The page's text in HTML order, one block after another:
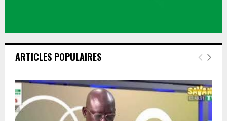
ARTICLES POPULAIRES